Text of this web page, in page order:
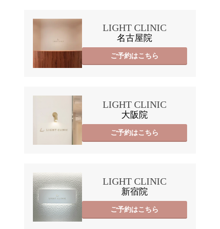
LIGHT CLINIC
名古屋院
ご予約はこちら
LIGHT CLINIC
大阪院
ご予約はこちら
LIGHT CLINIC
新宿院
ご予約はこちら